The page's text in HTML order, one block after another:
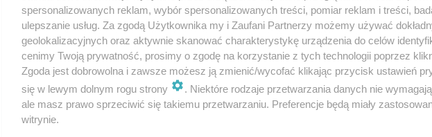
granic”-napisał premier we wtorek na platformie X (dawniej Twitter).
i wielka ewakuacja w Lublinie.
spersonalizowanych reklam, wybór spersonalizowanych treści, pomiar reklam i treści,
ulepszanie usług. Za zgodą Użytkownika my i Zaufani Partnerzy możemy używać
geolokalizacyjnych oraz aktywnie skanować charakterystykę urządzenia do celów
cenimy Twoją prywatność, prosimy o zgodę na korzystanie z tych technologii poprzez
Zgoda jest dobrowolna i zawsze możesz ją zmienić/wycofać klikając przycisk ustawień
się w lewym dolnym rogu strony
. Niektóre rodzaje przetwarzania danych nie
ale masz prawo sprzeciwić się takiemu przetwarzaniu. Preferencje będą miały
witrynie.